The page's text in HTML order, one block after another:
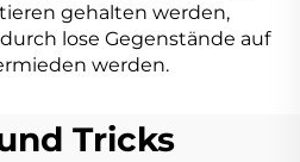
gehalten werden,
lose Gegenstände auf
werden.
Tricks